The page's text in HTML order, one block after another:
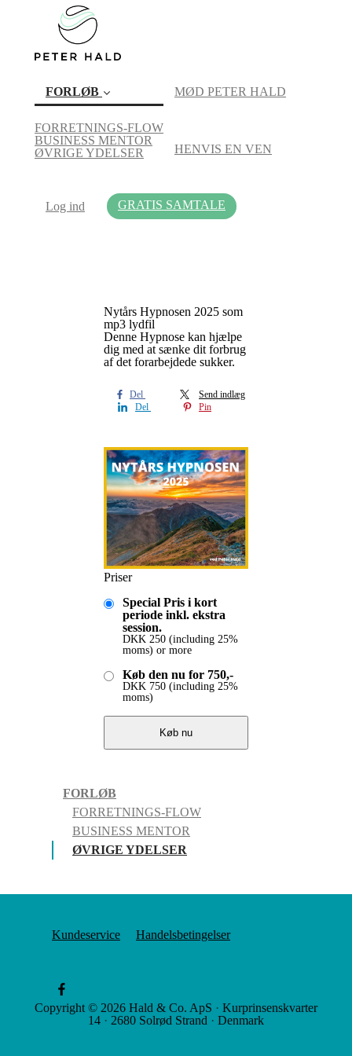
FORLØB
FORRETNINGS-FLOW
BUSINESS MENTOR
ØVRIGE YDELSER (current)
MØD PETER HALD
HENVIS EN VEN
Log ind GRATIS SAMTALE
Nytårs Hypnosen 2025 som
mp3 lydfil
Denne Hypnose kan hjælpe
dig med at sænke dit forbrug
af det forarbejdede sukker.
Del
Send indlæg
Del
Pin
Priser
Special Pris i kort
periode inkl. ekstra
session.
DKK 250 (including 25%
moms) or more
Køb den nu for 750,-
DKK 750 (including 25%
moms)
Køb nu
FORLØB
FORRETNINGS-FLOW
BUSINESS MENTOR
ØVRIGE YDELSER
Kundeservice Handelsbetingelser
Copyright © 2026 Hald & Co. ApS · Kurprinsenskvarter
14 · 2680 Solrød Strand · Denmark